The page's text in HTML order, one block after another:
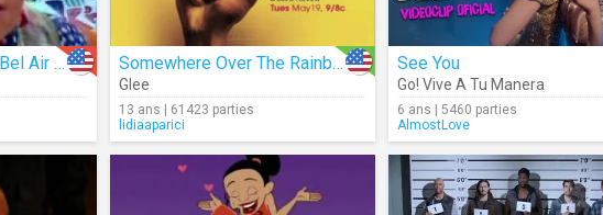
The Fresh Prince Of Bel Air (Intro) Somewhere Over The Rainbow (Cover)
Glee
13 ans | 61423 parties
lidiaaparici
See You
Go! Vive A Tu Manera
6 ans | 5460 parties
AlmostLove